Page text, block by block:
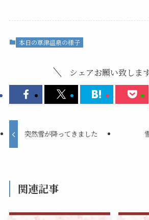
本日の草津温泉の様子
シェアお願い致しま
突然雪が降ってきました
関連記事